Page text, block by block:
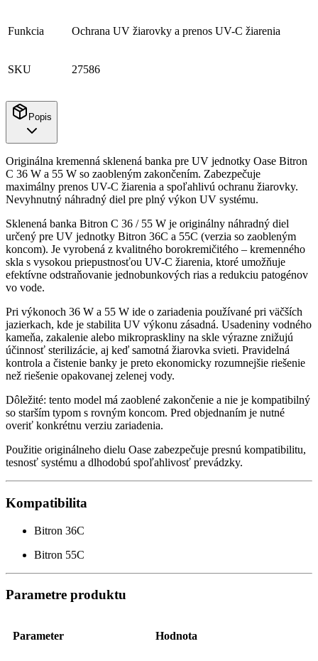
Funkcia Ochrana UV žiarovky a prenos UV-C žiarenia
SKU 27586
Popis
Originálna kremenná sklenená banka pre UV jednotky Oase Bitron
C 36 W a 55 W so zaobleným zakončením. Zabezpečuje
maximálny prenos UV-C žiarenia a spoľahlivú ochranu žiarovky.
Nevyhnutný náhradný diel pre plný výkon UV systému.
Sklenená banka Bitron C 36 / 55 W je originálny náhradný diel
určený pre UV jednotky Bitron 36C a 55C (verzia so zaobleným
koncom). Je vyrobená z kvalitného borokremičitého – kremenného
skla s vysokou priepustnosťou UV-C žiarenia, ktoré umožňuje
efektívne odstraňovanie jednobunkových rias a redukciu patogénov
vo vode.
Pri výkonoch 36 W a 55 W ide o zariadenia používané pri väčších
jazierkach, kde je stabilita UV výkonu zásadná. Usadeniny vodného
kameňa, zakalenie alebo mikropraskliny na skle výrazne znižujú
účinnosť sterilizácie, aj keď samotná žiarovka svieti. Pravidelná
kontrola a čistenie banky je preto ekonomicky rozumnejšie riešenie
než riešenie opakovanej zelenej vody.
Dôležité: tento model má zaoblené zakončenie a nie je kompatibilný
so starším typom s rovným koncom. Pred objednaním je nutné
overiť konkrétnu verziu zariadenia.
Použitie originálneho dielu Oase zabezpečuje presnú kompatibilitu,
tesnosť systému a dlhodobú spoľahlivosť prevádzky.
Kompatibilita
Bitron 36C
Bitron 55C
Parametre produktu
Parameter Hodnota